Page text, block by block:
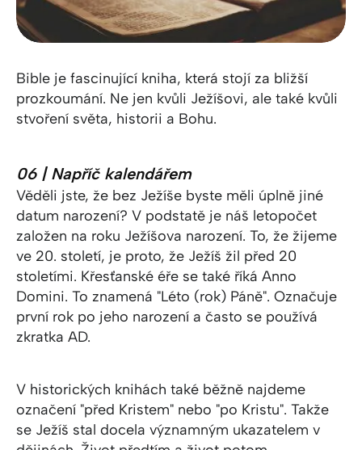
Bible je fascinující kniha, která stojí za bližší
prozkoumání. Ne jen kvůli Ježíšovi, ale také kvůli
stvoření světa, historii a Bohu.
06 | Napříč kalendářem
Věděli jste, že bez Ježíše byste měli úplně jiné
datum narození? V podstatě je náš letopočet
založen na roku Ježíšova narození. To, že žijeme
ve 20. století, je proto, že Ježíš žil před 20
stoletími. Křesťanské éře se také říká Anno
Domini. To znamená "Léto (rok) Páně". Označuje
první rok po jeho narození a často se používá
zkratka AD.
V historických knihách také běžně najdeme
označení "před Kristem" nebo "po Kristu". Takže
se Ježíš stal docela významným ukazatelem v